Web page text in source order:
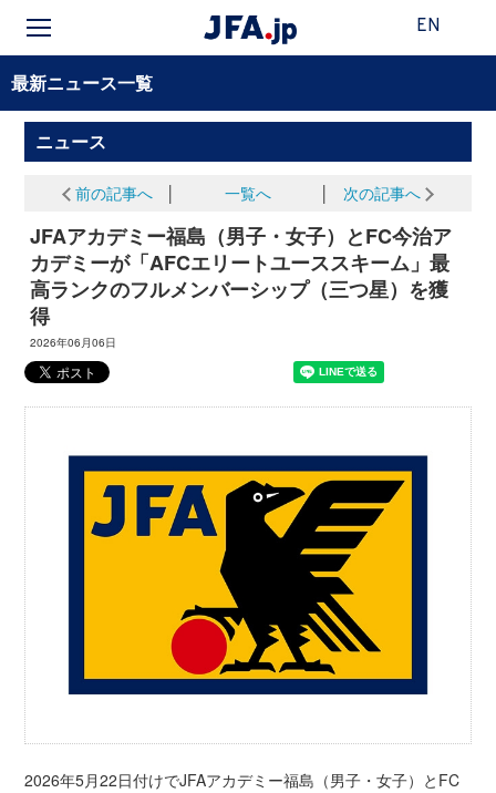
EN
最新ニュース一覧
ニュース
前の記事へ 一覧へ 次の記事へ
JFAアカデミー福島（男子・女子）とFC今治ア
カデミーが「AFCエリートユーススキーム」最
高ランクのフルメンバーシップ（三つ星）を獲
得
2026年06月06日
2026年5月22日付けでJFAアカデミー福島（男子・女子）とFC